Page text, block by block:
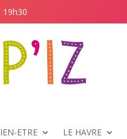
ETRE LE HAVRE